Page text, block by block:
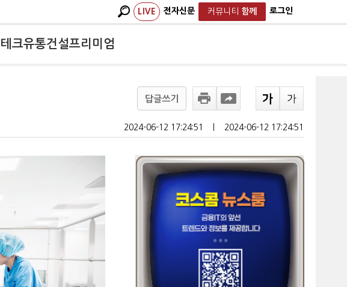
LIVE 전자신문 커뮤니티 함께 로그인
테크유통건설프리미엄
답글쓰기
2024-06-12 17:24:51 2024-06-12 17:24:51